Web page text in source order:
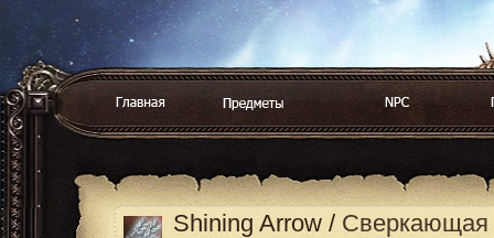
Shining Arrow / Сверкающая